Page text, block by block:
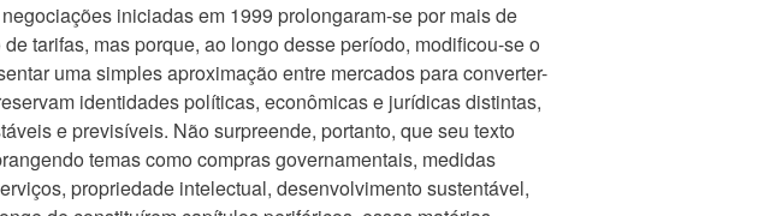
iniciadas em 1999 prolongaram-se por mais de
tarifas, mas porque, ao longo desse período, modificou-se o
uma simples aproximação entre mercados para converter-
identidades políticas, econômicas e jurídicas distintas,
e previsíveis. Não surpreende, portanto, que seu texto
temas como compras governamentais, medidas
propriedade intelectual, desenvolvimento sustentável,